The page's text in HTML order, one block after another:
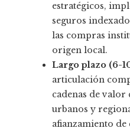
estratégicos,
seguros
las compras
origen local.
Largo plazo (6-
articulación
cadenas de valor
urbanos y
afianzamiento de